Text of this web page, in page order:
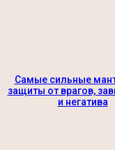
Самые сильные
защиты от врагов,
и негатива